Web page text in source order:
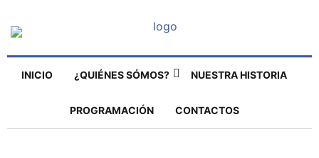
INICIO ¿QUIÉNES SÓMOS? NUESTRA HISTORIA
PROGRAMACIÓN CONTACTOS